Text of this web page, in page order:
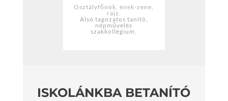
Osztályfőnök, ének-zene,
rajz.
Alsó tagozatos tanító,
népművelés
szakkollégium.
ISKOLÁNKBA BETANÍTÓ